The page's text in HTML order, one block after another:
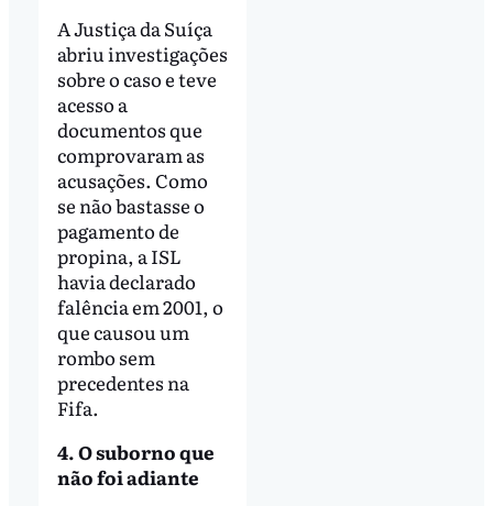
A Justiça da Suíça
abriu investigações
sobre o caso e teve
acesso a
documentos que
comprovaram as
acusações. Como
se não bastasse o
pagamento de
propina, a ISL
havia declarado
falência em 2001, o
que causou um
rombo sem
precedentes na
Fifa.
4. O suborno que
não foi adiante